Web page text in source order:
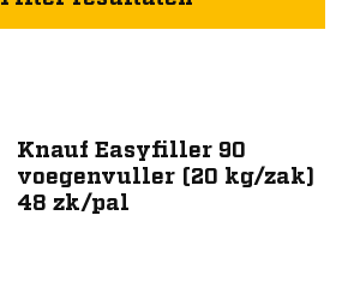
Knauf Easyfiller 90
voegenvuller (20 kg/zak)
48 zk/pal